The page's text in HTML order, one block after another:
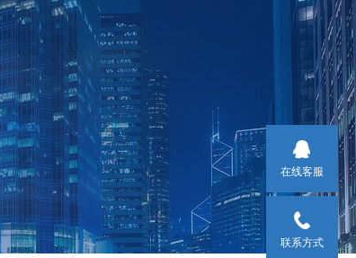
在线客服
联系方式